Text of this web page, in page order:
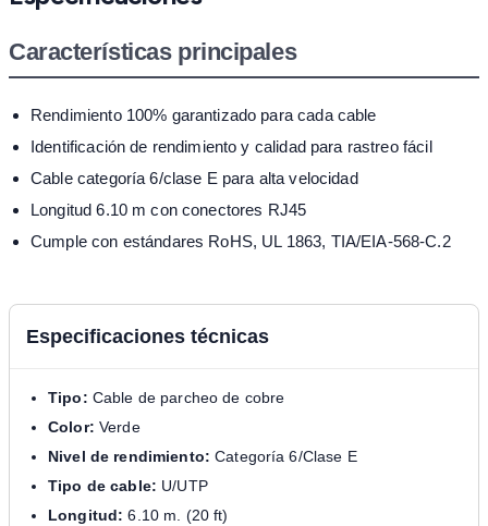
Características principales
Rendimiento 100% garantizado para cada cable
Identificación de rendimiento y calidad para rastreo fácil
Cable categoría 6/clase E para alta velocidad
Longitud 6.10 m con conectores RJ45
Cumple con estándares RoHS, UL 1863, TIA/EIA-568-C.2
Especificaciones técnicas
Tipo: Cable de parcheo de cobre
Color: Verde
Nivel de rendimiento: Categoría 6/Clase E
Tipo de cable: U/UTP
Longitud: 6.10 m. (20 ft)